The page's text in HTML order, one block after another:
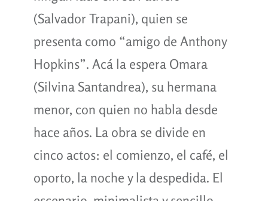
(Salvador Trapani), quien se
presenta como “amigo de Anthony
Hopkins”. Acá la espera Omara
(Silvina Santandrea), su hermana
menor, con quien no habla desde
hace años. La obra se divide en
cinco actos: el comienzo, el café, el
oporto, la noche y la despedida. El